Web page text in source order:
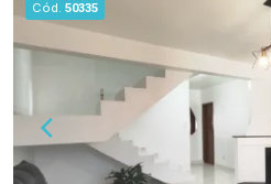
Cód. 50335